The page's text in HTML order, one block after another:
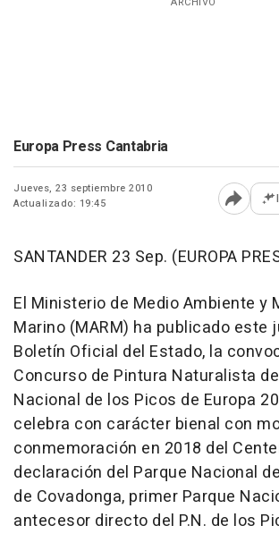
Europa Press Cantabria
Jueves, 23 septiembre 2010
Actualizado: 19:45
Abrir
SANTANDER 23 Sep. (EUROPA
El Ministerio de Medio Ambiente y
Marino (MARM) ha publicado este
Boletín Oficial del Estado, la
Concurso de Pintura Naturalista
Nacional de los Picos de Europa
celebra con carácter bienal con
conmemoración en 2018 del
declaración del Parque Nacional
de Covadonga, primer Parque
antecesor directo del P.N. de los